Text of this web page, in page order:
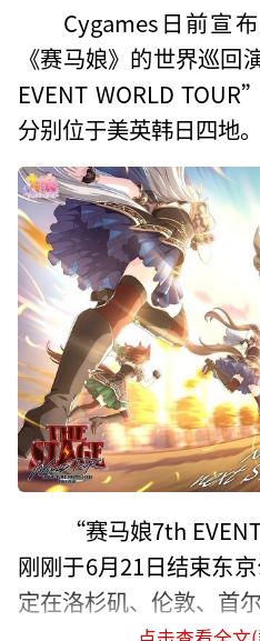
Cygames日前宣
《赛马娘》的世界巡
EVENT WORLD
分别位于美英韩日四地。
“赛马娘7th
刚刚于6月21日结束东
定在洛杉矶、伦敦、首尔